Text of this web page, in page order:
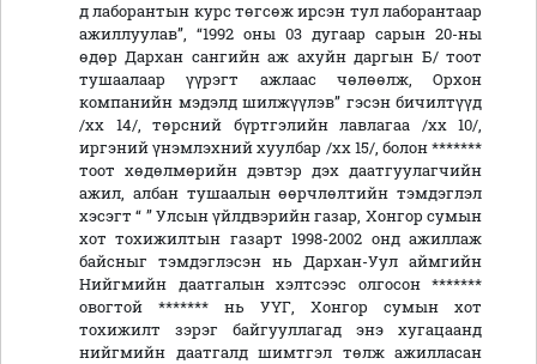
д лаборантын курс төгсөж ирсэн тул лаборантаар
ажиллуулав”, “1992 оны 03 дугаар сарын 20-ны
өдөр Дархан сангийн аж ахуйн даргын Б/ тоот
тушаалаар үүрэгт ажлаас чөлөөлж, Орхон
компанийн мэдэлд шилжүүлэв” гэсэн бичилтүүд
/хх 14/, төрсний бүртгэлийн лавлагаа /хх 10/,
иргэний үнэмлэхний хуулбар /хх 15/, болон *******
тоот хөдөлмөрийн дэвтэр дэх даатгуулагчийн
ажил, албан тушаалын өөрчлөлтийн тэмдэглэл
хэсэгт “ ” Улсын үйлдвэрийн газар, Хонгор сумын
хот тохижилтын газарт 1998-2002 онд ажиллаж
байсныг тэмдэглэсэн нь Дархан-Уул аймгийн
Нийгмийн даатгалын хэлтсээс олгосон *******
овогтой ******* нь УҮГ, Хонгор сумын хот
тохижилт зэрэг байгууллагад энэ хугацаанд
нийгмийн даатгалд шимтгэл төлж ажилласан